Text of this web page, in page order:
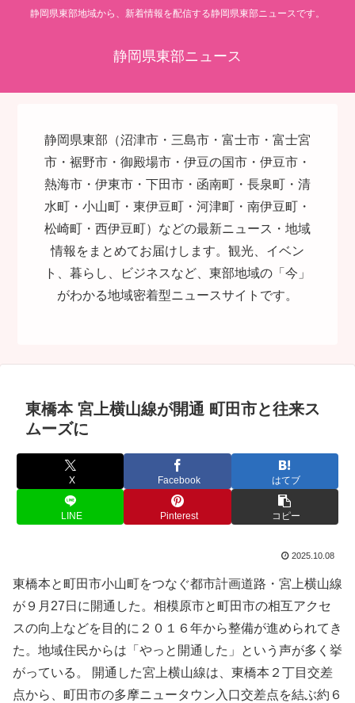
静岡県東部地域から、新着情報を配信する静岡県東部ニュースです。
静岡県東部ニュース
静岡県東部（沼津市・三島市・富士市・富士宮
市・裾野市・御殿場市・伊豆の国市・伊豆市・
熱海市・伊東市・下田市・函南町・長泉町・清
水町・小山町・東伊豆町・河津町・南伊豆町・
松崎町・西伊豆町）などの最新ニュース・地域
情報をまとめてお届けします。観光、イベン
ト、暮らし、ビジネスなど、東部地域の「今」
がわかる地域密着型ニュースサイトです。
東橋本 宮上横山線が開通 町田市と往来ス
ムーズに
X Facebook はてブ
LINE Pinterest コピー
2025.10.08
東橋本と町田市小山町をつなぐ都市計画道路・宮上横山線
が９月27日に開通した。相模原市と町田市の相互アクセ
スの向上などを目的に２０１６年から整備が進められてき
た。地域住民からは「やっと開通した」という声が多く挙
がっている。 開通した宮上横山線は、東橋本２丁目交差
点から、町田市の多摩ニュータウン入口交差点を結ぶ約６